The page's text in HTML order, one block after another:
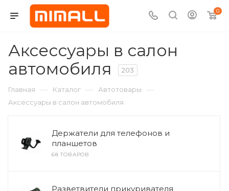
0
Аксессуары в салон
автомобиля
203
Главная — Каталог — Автотовары —
Аксессуары в салон автомобиля
Держатели для телефонов и
планшетов
68 ТОВАРОВ
Разветвители прикуривателя